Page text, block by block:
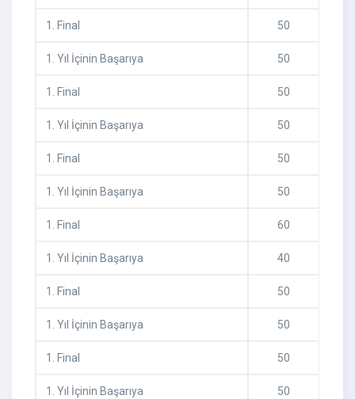
1 . Final 50
1 . Yıl İçinin Başarıya 50
1 . Final 50
1 . Yıl İçinin Başarıya 50
1 . Final 50
1 . Yıl İçinin Başarıya 50
1 . Final 60
1 . Yıl İçinin Başarıya 40
1 . Final 50
1 . Yıl İçinin Başarıya 50
1 . Final 50
1 . Yıl İçinin Başarıya 50